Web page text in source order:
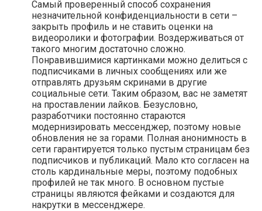
Самый проверенный способ сохранения
незначительной конфиденциальности в сети –
закрыть профиль и не ставить оценки на
видеоролики и фотографии. Воздерживаться от
такого многим достаточно сложно.
Понравившимися картинками можно делиться с
подписчиками в личных сообщениях или же
отправлять друзьям скринами в другие
социальные сети. Таким образом, вас не заметят
на проставлении лайков. Безусловно,
разработчики постоянно стараются
модернизировать мессенджер, поэтому новые
обновления не за горами. Полная анонимность в
сети гарантируется только пустым страницам без
подписчиков и публикаций. Мало кто согласен на
столь кардинальные меры, поэтому подобных
профилей не так много. В основном пустые
страницы являются фейками и создаются для
накрутки в мессенджере.